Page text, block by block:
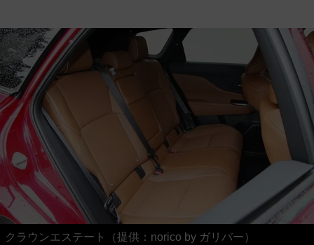
クラウンエステート（提供：norico by ガリバー）